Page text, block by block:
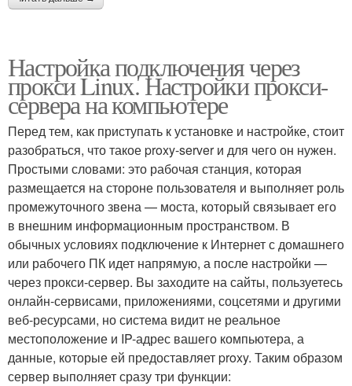
Настройка подключения через
прокси Linux. Настройки прокси-
сервера на компьютере
Перед тем, как приступать к установке и настройке, стоит
разобраться, что такое proxy-server и для чего он нужен.
Простыми словами: это рабочая станция, которая
размещается на стороне пользователя и выполняет роль
промежуточного звена — моста, который связывает его
в внешним информационным пространством. В
обычных условиях подключение к Интернет с домашнего
или рабочего ПК идет напрямую, а после настройки —
через прокси-сервер. Вы заходите на сайты, пользуетесь
онлайн-сервисами, приложениями, соцсетями и другими
веб-ресурсами, но система видит не реальное
местоположение и IP-адрес вашего компьютера, а
данные, которые ей предоставляет proxy. Таким образом
сервер выполняет сразу три функции: